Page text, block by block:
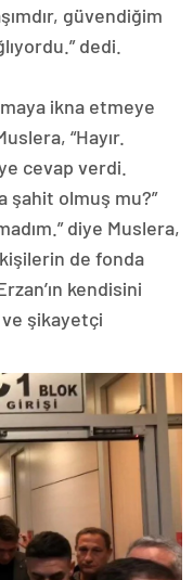
güvendiğim
dedi.
ikna etmeye
“Hayır.
cevap verdi.
şahit olmuş mu?”
diye Muslera,
kişilerin de fonda
kendisini
ve şikayetçi